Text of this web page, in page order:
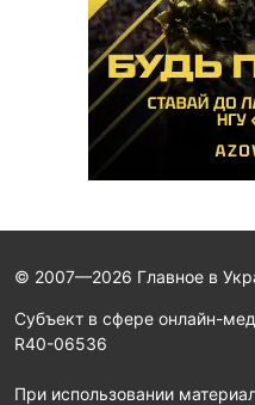
© 2007—2026 Главное в
Субъект в сфере онлайн-
R40-06536
При использовании